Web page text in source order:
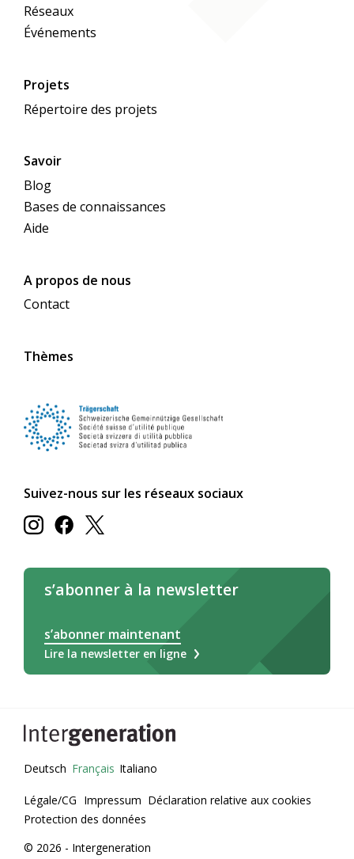
Réseaux
Événements
Projets
Répertoire des projets
Savoir
Blog
Bases de connaissances
Aide
A propos de nous
Contact
Thèmes
Suivez-nous sur les réseaux sociaux
s’abonner à la newsletter
s’abonner maintenant
Lire la newsletter en ligne
© 2026 - Intergeneration
Légale/CG Impressum Déclaration relative aux cookies
Protection des données
Deutsch Français Italiano